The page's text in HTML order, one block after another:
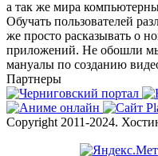
а так же мира
Обучать пользователей
же просто расказывать о
приложений. Не обошли
мануалы по созданию
Партнеры
Copyright 2011-2024.